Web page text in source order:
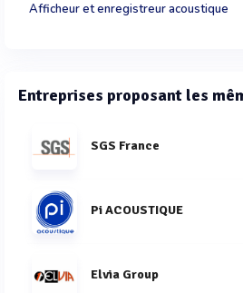
Afficheur et enregistreur acoustique
Entreprises proposant les
SGS France
Pi ACOUSTIQUE
Elvia Group